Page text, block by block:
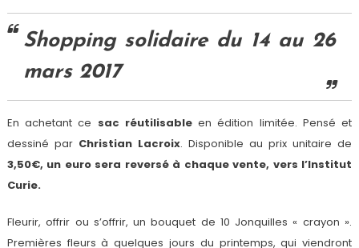
Shopping solidaire du 14 au 26
mars 2017
En achetant ce sac réutilisableen édition limitée. Pensé et
dessiné par Christian Lacroix. Disponible au prix unitaire de
3,50€, un euro sera reversé à chaque vente, vers l’Institut
Curie.
Fleurir, offrir ou s’offrir, un bouquet de 10 Jonquilles « crayon ».
Premières fleurs à quelques jours du printemps, qui viendront